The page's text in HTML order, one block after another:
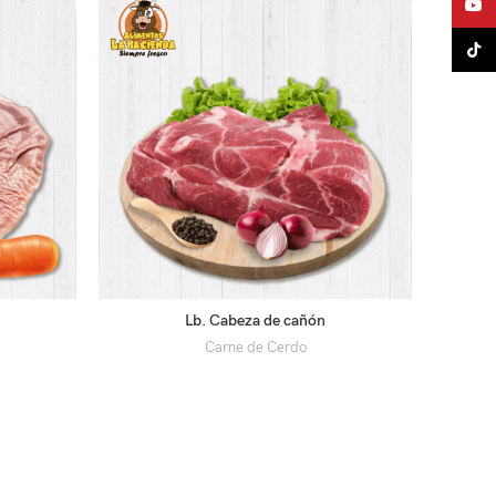
Lb. Cabeza de cañón
Carne de Cerdo